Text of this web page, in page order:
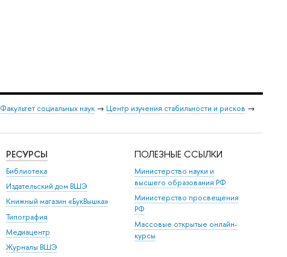
Факультет социальных наук → Центр изучения стабильности и рисков →
РЕСУРСЫ
Библиотека
Издательский дом ВШЭ
Книжный магазин «БукВышка»
Типография
Медиацентр
Журналы ВШЭ
ПОЛЕЗНЫЕ ССЫЛКИ
Министерство науки и
высшего образования РФ
Министерство просвещения
РФ
Массовые открытые онлайн-
курсы